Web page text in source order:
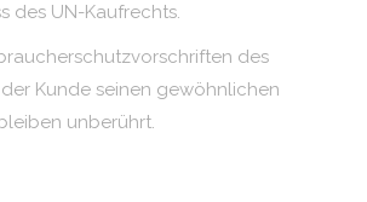
des UN-Kaufrechts.
des
Kunde seinen gewöhnlichen
unberührt.